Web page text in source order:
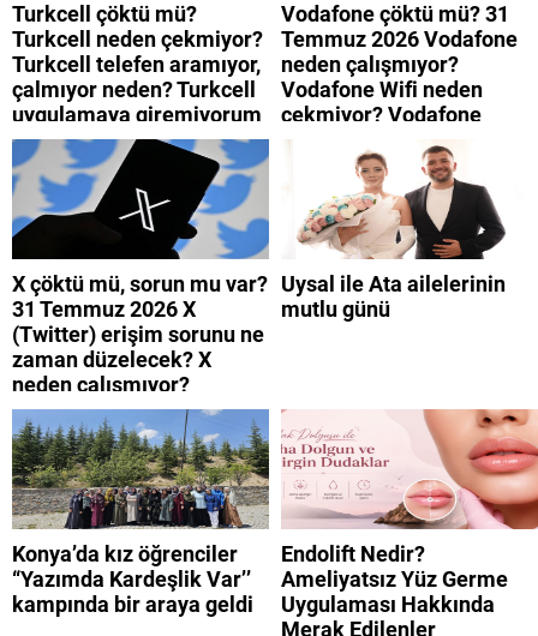
Turkcell çöktü mü?
Turkcell neden çekmiyor?
Turkcell telefen aramıyor,
çalmıyor neden? Turkcell
uygulamaya giremiyorum
neden? Turkcell internet
neden yavaş?
Vodafone çöktü mü? 31
Temmuz 2026 Vodafone
neden çalışmıyor?
Vodafone Wifi neden
çekmiyor? Vodafone
mobil uygulamaya neden
giremiyorum?
X çöktü mü, sorun mu var?
31 Temmuz 2026 X
(Twitter) erişim sorunu ne
zaman düzelecek? X
neden çalışmıyor?
Uysal ile Ata ailelerinin
mutlu günü
Konya’da kız öğrenciler
“Yazımda Kardeşlik Var’’
kampında bir araya geldi
Endolift Nedir?
Ameliyatsız Yüz Germe
Uygulaması Hakkında
Merak Edilenler